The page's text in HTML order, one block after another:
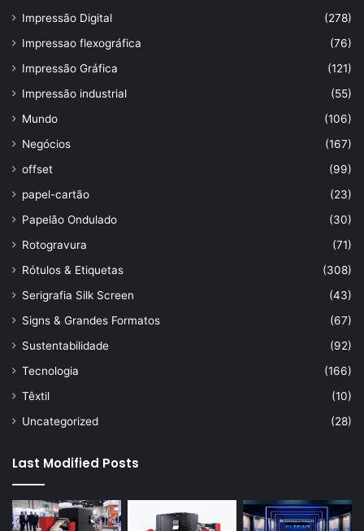
Impressão Digital
(278)
Impressao flexográfica
(76)
Impressão Gráfica
(121)
Impressão industrial
(55)
Mundo
(106)
Negócios
(167)
offset
(99)
papel-cartão
(23)
Papelão Ondulado
(30)
Rotogravura
(71)
Rótulos & Etiquetas
(308)
Serigrafia Silk Screen
(43)
Signs & Grandes Formatos
(67)
Sustentabilidade
(92)
Tecnologia
(166)
Têxtil
(10)
Uncategorized
(28)
Last Modified Posts